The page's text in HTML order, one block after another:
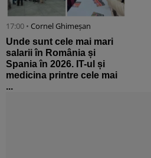
17:00 • Cornel Ghimeșan
Unde sunt cele mai mari
salarii în România și
Spania în 2026. IT-ul și
medicina printre cele mai
...